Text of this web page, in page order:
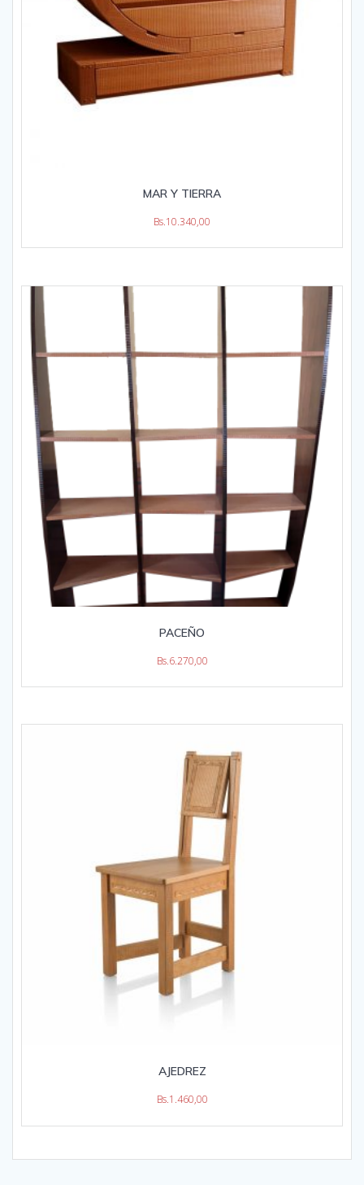
MAR Y TIERRA
Bs.10.340,00
PACEÑO
Bs.6.270,00
AJEDREZ
Bs.1.460,00